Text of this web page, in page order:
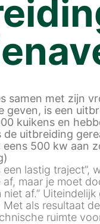
samen met zijn
geven, is een
kuikens en
de uitbreiding
500 kw aan
een lastig
af, maar je moet
af.”
als resultaat
ruimte